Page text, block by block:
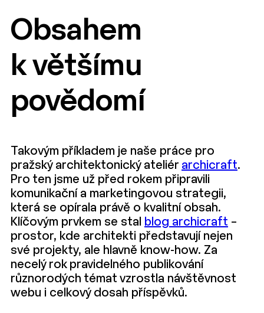
Obsahem
k většímu
povědomí
Takovým příkladem je naše práce pro
pražský architektonický ateliér archicraft.
Pro ten jsme už před rokem připravili
komunikační a marketingovou strategii,
která se opírala právě o kvalitní obsah.
Klíčovým prvkem se stal
blog archicraft –
prostor, kde architekti představují nejen
své projekty, ale hlavně know-how. Za
necelý rok pravidelného publikování
různorodých témat vzrostla návštěvnost
webu i celkový dosah příspěvků.